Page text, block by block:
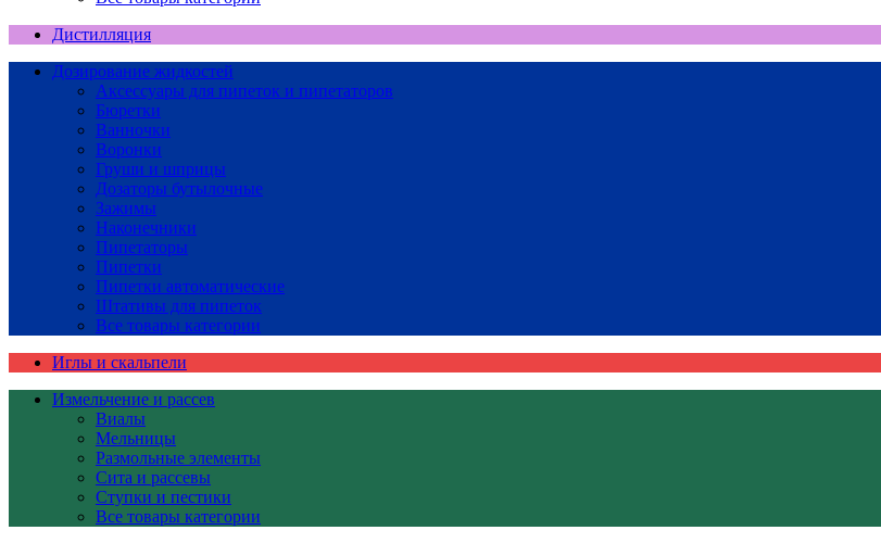
Дистилляция
Дозирование жидкостей
Аксессуары для пипеток и пипетаторов
Бюретки
Ванночки
Воронки
Груши и шприцы
Дозаторы бутылочные
Зажимы
Наконечники
Пипетаторы
Пипетки
Пипетки автоматические
Штативы для пипеток
Все товары категории
Иглы и скальпели
Измельчение и рассев
Виалы
Мельницы
Размольные элементы
Сита и рассевы
Ступки и пестики
Все товары категории